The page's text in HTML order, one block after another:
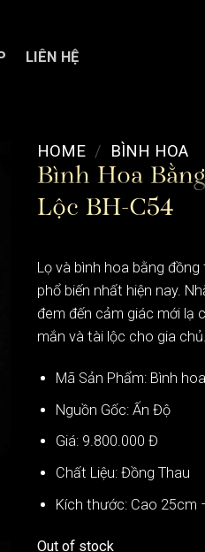
LIÊN HỆ
HOME / BÌNH HOA
Bình Hoa
Lộc BH-C54
Lọ và bình hoa bằng
phổ biến nhất hiện nay.
đem đến cảm giác mới lạ
mắn và tài lộc cho gia chủ.
Mã Sản Phẩm: Bình
Nguồn Gốc: Ấn Độ
Giá: 9.800.000 Đ
Chất Liệu: Đồng Thau
Kích thước: Cao 25cm
Out of stock